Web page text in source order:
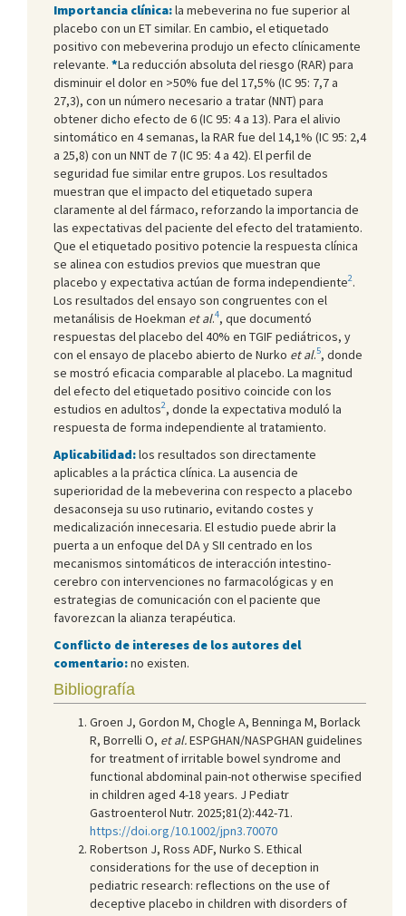
Importancia clínica:la mebeverina no fue superior al
placebo con un ET similar. En cambio, el etiquetado
positivo con mebeverina produjo un efecto clínicamente
relevante. *La reducción absoluta del riesgo (RAR) para
disminuir el dolor en >50% fue del 17,5% (IC 95: 7,7 a
27,3), con un número necesario a tratar (NNT) para
obtener dicho efecto de 6 (IC 95: 4 a 13). Para el alivio
sintomático en 4 semanas, la RAR fue del 14,1% (IC 95: 2,4
a 25,8) con un NNT de 7 (IC 95: 4 a 42). El perfil de
seguridad fue similar entre grupos. Los resultados
muestran que el impacto del etiquetado supera
claramente al del fármaco, reforzando la importancia de
las expectativas del paciente del efecto del tratamiento.
Que el etiquetado positivo potencie la respuesta clínica
se alinea con estudios previos que muestran que
placebo y expectativa actúan de forma independiente2.
Los resultados del ensayo son congruentes con el
metanálisis de Hoekman et al.4, que documentó
respuestas del placebo del 40% en TGIF pediátricos, y
con el ensayo de placebo abierto de Nurko et al.5, donde
se mostró eficacia comparable al placebo. La magnitud
del efecto del etiquetado positivo coincide con los
estudios en adultos2, donde la expectativa moduló la
respuesta de forma independiente al tratamiento.
Aplicabilidad:los resultados son directamente
aplicables a la práctica clínica. La ausencia de
superioridad de la mebeverina con respecto a placebo
desaconseja su uso rutinario, evitando costes y
medicalización innecesaria. El estudio puede abrir la
puerta a un enfoque del DA y SII centrado en los
mecanismos sintomáticos de interacción intestino-
cerebro con intervenciones no farmacológicas y en
estrategias de comunicación con el paciente que
favorezcan la alianza terapéutica.
Conflicto de intereses de los autores del
comentario:no existen.
Bibliografía
Groen J, Gordon M, Chogle A, Benninga M, Borlack
R, Borrelli O, et al.ESPGHAN/NASPGHAN guidelines
for treatment of irritable bowel syndrome and
functional abdominal pain-not otherwise specified
in children aged 4-18 years. J Pediatr
Gastroenterol Nutr. 2025;81(2):442-71.
https://doi.org/10.1002/jpn3.70070
Robertson J, Ross ADF, Nurko S. Ethical
considerations for the use of deception in
pediatric research: reflections on the use of
deceptive placebo in children with disorders of